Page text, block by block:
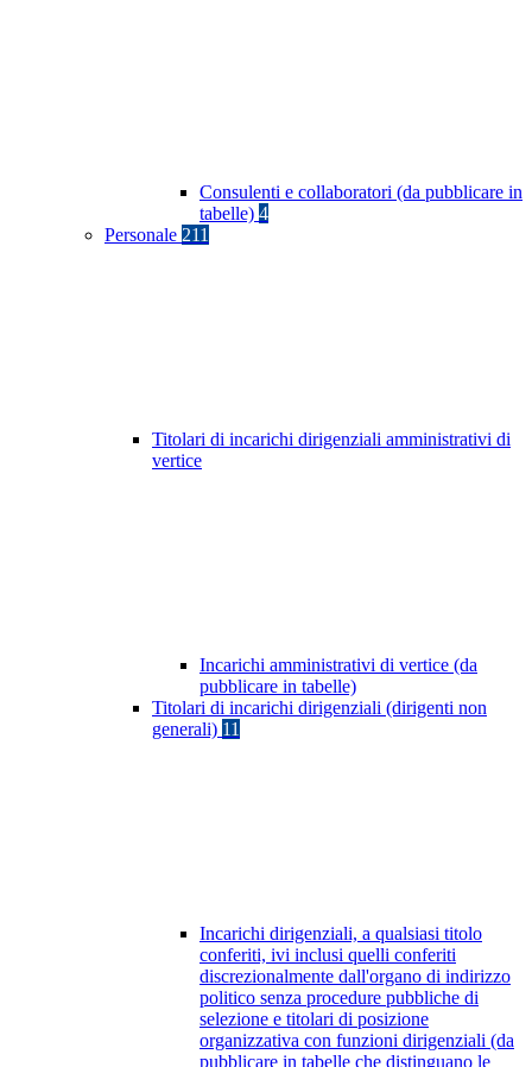
Consulenti e collaboratori (da pubblicare in
tabelle) 4
Personale 211
Titolari di incarichi dirigenziali amministrativi di
vertice
Incarichi amministrativi di vertice (da
pubblicare in tabelle)
Titolari di incarichi dirigenziali (dirigenti non
generali) 11
Incarichi dirigenziali, a qualsiasi titolo
conferiti, ivi inclusi quelli conferiti
discrezionalmente dall'organo di indirizzo
politico senza procedure pubbliche di
selezione e titolari di posizione
organizzativa con funzioni dirigenziali (da
pubblicare in tabelle che distinguano le